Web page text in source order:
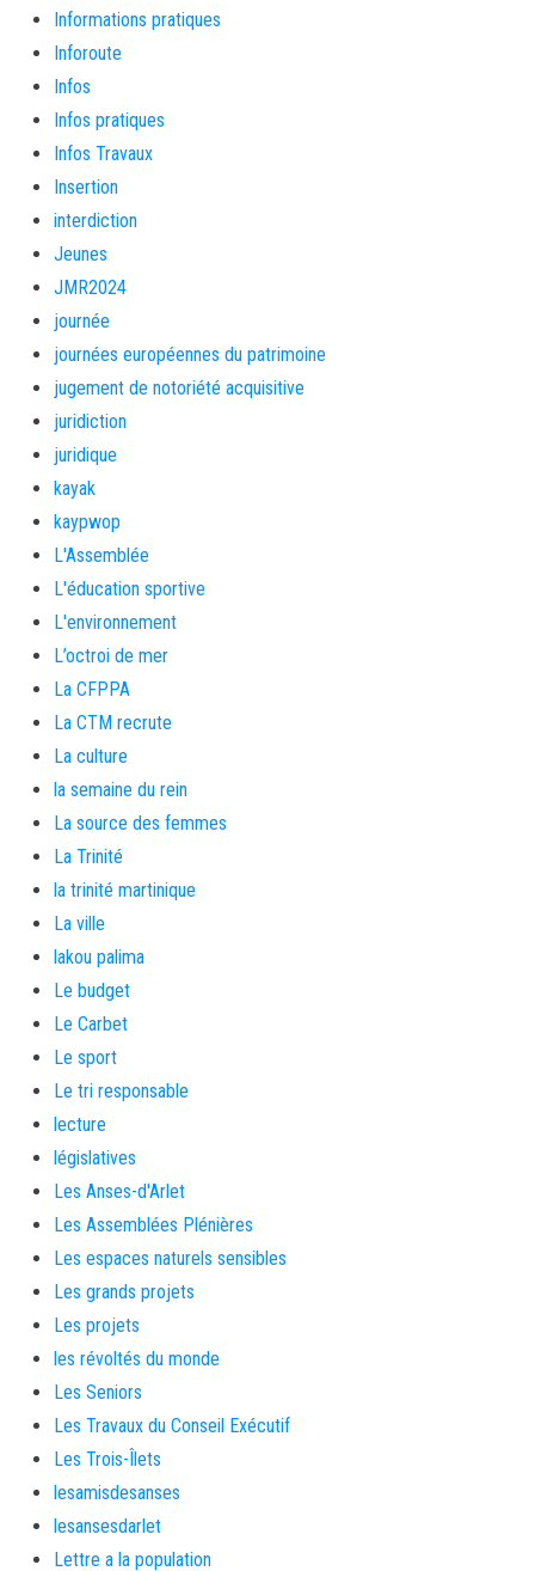
Informations pratiques
Inforoute
Infos
Infos pratiques
Infos Travaux
Insertion
interdiction
Jeunes
JMR2024
journée
journées européennes du patrimoine
jugement de notoriété acquisitive
juridiction
juridique
kayak
kaypwop
L'Assemblée
L'éducation sportive
L'environnement
L’octroi de mer
La CFPPA
La CTM recrute
La culture
la semaine du rein
La source des femmes
La Trinité
la trinité martinique
La ville
lakou palima
Le budget
Le Carbet
Le sport
Le tri responsable
lecture
législatives
Les Anses-d'Arlet
Les Assemblées Plénières
Les espaces naturels sensibles
Les grands projets
Les projets
les révoltés du monde
Les Seniors
Les Travaux du Conseil Exécutif
Les Trois-Îlets
lesamisdesanses
lesansesdarlet
Lettre a la population